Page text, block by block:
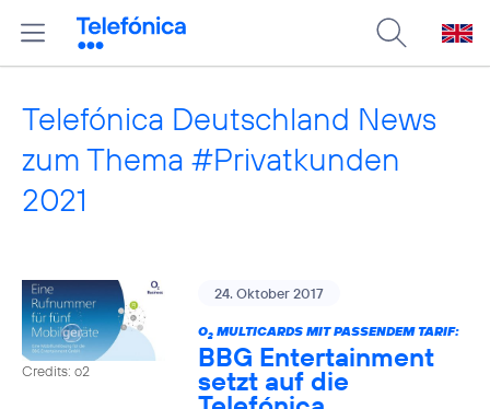
Telefónica Deutschland News
zum Thema #Privatkunden
2021
Credits: o2
24. Oktober 2017
O2MULTICARDS MIT PASSENDEM TARIF:
BBG Entertainment
setzt auf die